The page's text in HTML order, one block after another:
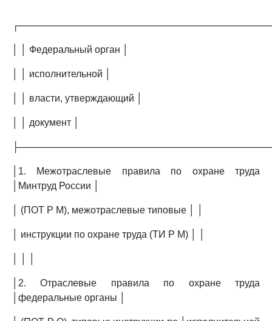
│ │ Федеральный орган │
│ │ исполнительной │
│ │ власти, утверждающий │
│ │ документ │
│1. Межотраслевые правила по охране труда
│Минтруд России │
│ (ПОТ Р М), межотраслевые типовые │ │
│ инструкции по охране труда (ТИ Р М) │ │
│2. Отраслевые правила по охране труда
│федеральные органы │